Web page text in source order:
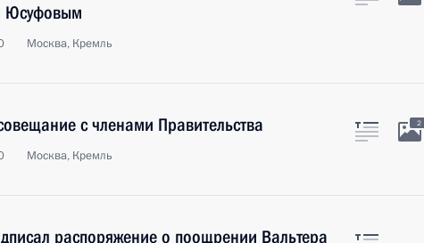
Юсуфовым
Москва, Кремль
с членами Правительства
Москва, Кремль
2
распоряжение о поощрении Вальтера